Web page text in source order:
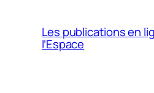
Les publications en
l’Espace